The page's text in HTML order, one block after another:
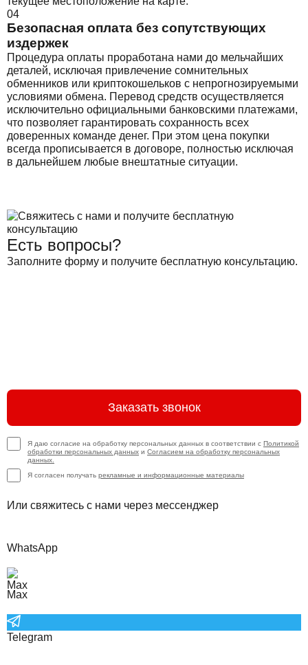
04
Безопасная оплата без сопутствующих
издержек
Процедура оплаты проработана нами до мельчайших
деталей, исключая привлечение сомнительных
обменников или криптокошельков с непрогнозируемыми
условиями обмена. Перевод средств осуществляется
исключительно официальными банковскими платежами,
что позволяет гарантировать сохранность всех
доверенных команде денег. При этом цена покупки
всегда прописывается в договоре, полностью исключая
в дальнейшем любые внештатные ситуации.
Есть вопросы?
Заполните форму и получите бесплатную консультацию.
Заказать звонок
Я даю согласие на обработку персональных данных в соответствии с Политикой
обработки персональных данных и Согласием на обработку персональных
данных.
Я согласен получать рекламные и информационные материалы
Или свяжитесь с нами через мессенджер
WhatsApp
Max
Telegram